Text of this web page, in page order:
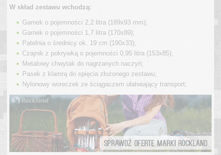
W skład zestawu wchodzą:
Garnek o pojemności 2,2 litra (189x93 mm);
Garnek o pojemności 1,7 litra (170x89);
Patelnia o średnicy ok. 19 cm (190x33);
Czajnik z pokrywką o pojemności 0,95 litra (153x85);
Metalowy chwytak do nagrzanych naczyń;
Pasek z klamrą do spięcia złożonego zestawu;
Nylonowy woreczek ze ściągaczem ułatwiający transport;